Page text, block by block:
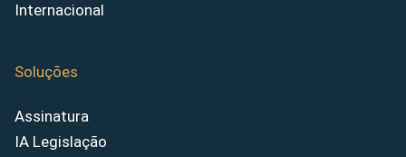
Internacional
Soluções
Assinatura
IA Legislação